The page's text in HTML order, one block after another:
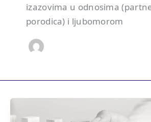
izazovima u odnosima
porodica) i ljubomorom